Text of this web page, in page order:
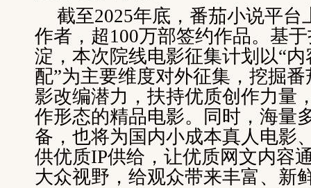
截至2025年底，番茄小说平台
作者，超100万部签约作品。基
淀，本次院线电影征集计划以“
配”为主要维度对外征集，挖掘
影改编潜力，扶持优质创作力量
作形态的精品电影。同时，海量
备，也将为国内小成本真人电影
供优质IP供给，让优质网文内容
大众视野，给观众带来丰富、新